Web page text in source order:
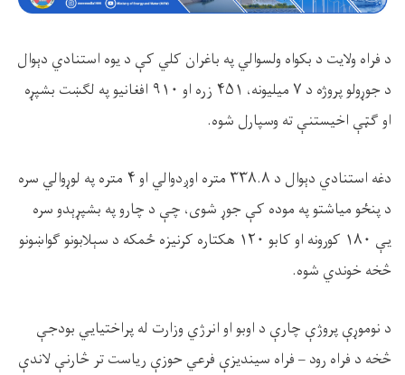
د فراه ولایت د بکواه ولسوالي په باغران کلي کې د یوه استنادي دېوال
د جوړولو پروژه د ۷ میلیونه، ۴۵۱ زره او ۹۱۰ افغانیو په لګښت بشپړه
او ګټې اخیستنې ته وسپارل شوه.
دغه استنادي دېوال د ۳۳۸.۸ متره اوږدوالي او۴ متره په لوړوالي سره
د پنځو میاشتو په موده کې جوړ شوی، چې د چارو په بشپړېدو سره
یې ۱۸۰ کورونه او کابو ۱۲۰ هکتاره کرنیزه ځمکه د سېلابونو ګواښونو
څخه خوندي شوه.
د نوموړې پروژې چارې د اوبو او انرژي وزارت له پراختیایي بودجې
څخه د فراه رود – فراه سیندیزې فرعي حوزې ریاست تر څارنې لاندې